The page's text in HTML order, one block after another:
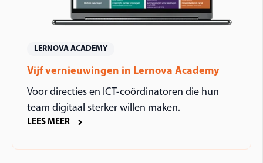
LERNOVA ACADEMY
Vijf vernieuwingen in Lernova Academy
Voor directies en ICT-coördinatoren die hun
team digitaal sterker willen maken.
LEES MEER